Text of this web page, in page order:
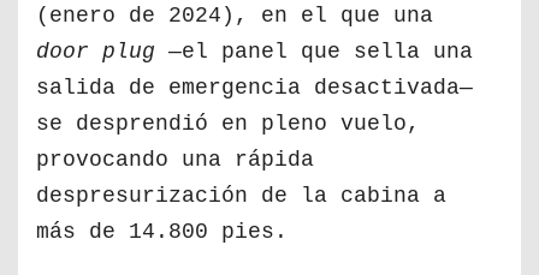
(enero de 2024), en el que una
door plug —el panel que sella una
salida de emergencia desactivada—
se desprendió en pleno vuelo,
provocando una rápida
despresurización de la cabina a
más de 14.800 pies.